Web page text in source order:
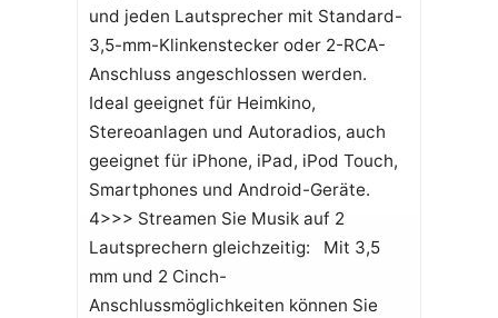
und jeden Lautsprecher mit Standard-
3,5-mm-Klinkenstecker oder 2-RCA-
Anschluss angeschlossen werden.
Ideal geeignet für Heimkino,
Stereoanlagen und Autoradios, auch
geeignet für iPhone, iPad, iPod Touch,
Smartphones und Android-Geräte.
4>>> Streamen Sie Musik auf 2
Lautsprechern gleichzeitig: Mit 3,5
mm und 2 Cinch-
Anschlussmöglichkeiten können Sie